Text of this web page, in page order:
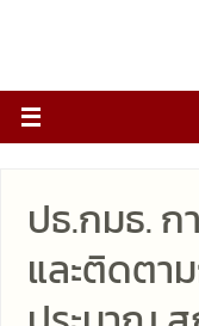
ปธ.กมธ. ก
และติดตา